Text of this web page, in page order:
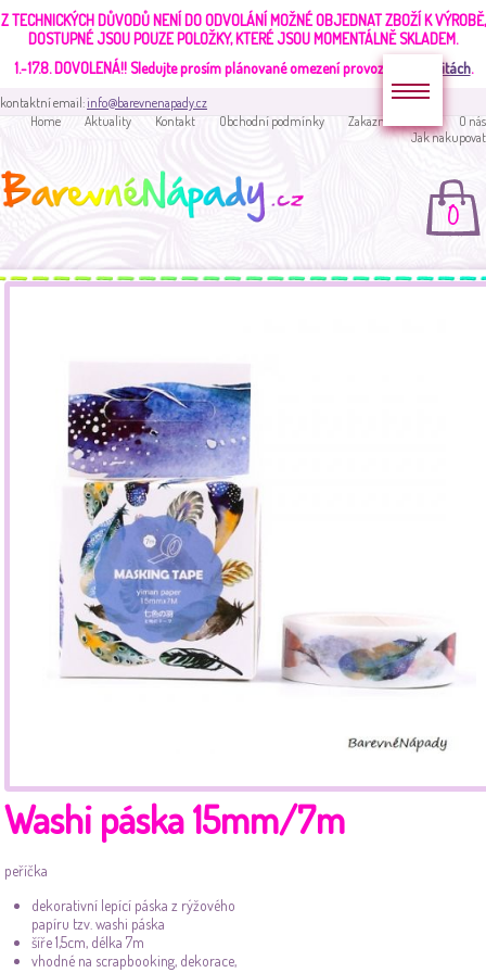
Z TECHNICKÝCH DŮVODŮ NENÍ DO ODVOLÁNÍ MOŽNÉ OBJEDNAT ZBOŽÍ K VÝROBĚ,
DOSTUPNÉ JSOU POUZE POLOŽKY, KTERÉ JSOU MOMENTÁLNĚ SKLADEM.
1.-17.8. DOVOLENÁ!!Sledujte prosím plánované omezení provozu v aktualitách.
kontaktní email:info@barevnenapady.cz
Home
Aktuality Kontakt Obchodní podmínky Zakaznická sekce
O nás
Jak nakupovat
0
Washi páska 15mm/7m
peříčka
dekorativní lepící páska z rýžového
papíru tzv. washi páska
šíře 1,5cm, délka 7m
vhodné na scrapbooking, dekorace,